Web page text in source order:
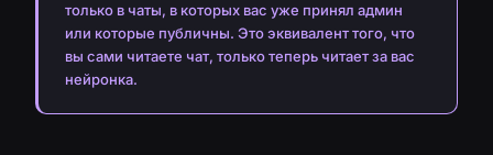
только в чаты, в которых вас уже принял админ
или которые публичны. Это эквивалент того, что
вы сами читаете чат, только теперь читает за вас
нейронка.